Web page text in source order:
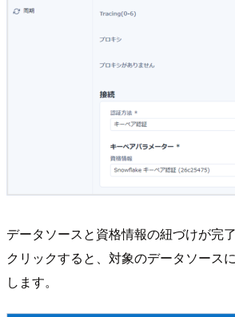
データソースと資格情報の紐づけが完
クリックすると、対象のデータソース
します。